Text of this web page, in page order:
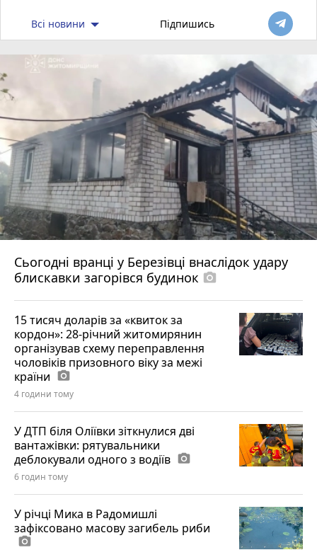
Всі новини Підпишись
Сьогодні вранці у Березівці внаслідок удару
блискавки загорівся будинок photo_camera
15 тисяч доларів за «квиток за
кордон»: 28-річний житомирянин
організував схему переправлення
чоловіків призовного віку за межі
країни photo_camera
4 години тому
У ДТП біля Оліївки зіткнулися дві
вантажівки: рятувальники
деблокували одного з водіїв photo_camera
6 годин тому
У річці Мика в Радомишлі
зафіксовано масову загибель риби
photo_camera